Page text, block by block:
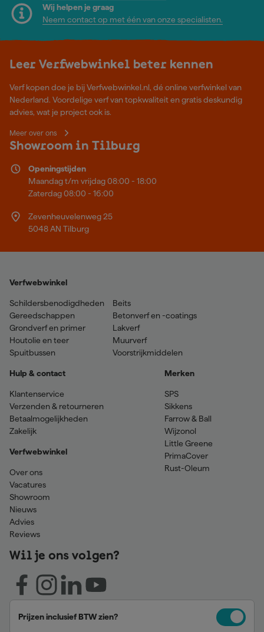
Wij helpen je graag
Neem contact op met één van onze specialisten.
Leer Verfwebwinkel beter kennen
Verf kopen doe je bij Verfwebwinkel.nl, dé online verfwinkel van
Nederland. Voordelige verf van topkwaliteit en gratis deskundig
advies, wat je project ook is.
Meer over ons
Showroom in Tilburg
Openingstijden
Maandag t/m vrijdag 08:00 - 18:00
Zaterdag 08:00 - 16:00
Zevenheuvelenweg 25
5048 AN Tilburg
Verfwebwinkel
Schildersbenodigdheden
Gereedschappen
Grondverf en primer
Houtolie en teer
Spuitbussen
Beits
Betonverf en -coatings
Lakverf
Muurverf
Voorstrijkmiddelen
Hulp & contact
Klantenservice
Verzenden & retourneren
Betaalmogelijkheden
Zakelijk
Verfwebwinkel
Over ons
Vacatures
Showroom
Nieuws
Advies
Reviews
Merken
SPS
Sikkens
Farrow & Ball
Wijzonol
Little Greene
PrimaCover
Rust-Oleum
Wil je ons volgen?
Prijzen inclusief BTW zien?